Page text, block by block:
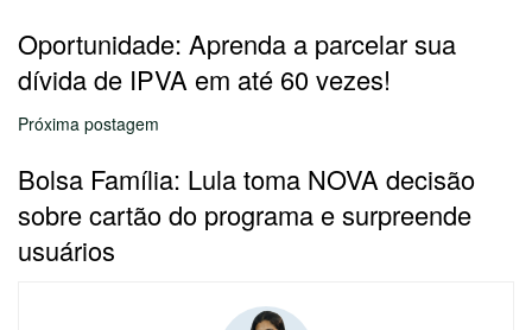
Oportunidade: Aprenda a parcelar sua
dívida de IPVA em até 60 vezes!
Próxima postagem
Bolsa Família: Lula toma NOVA decisão
sobre cartão do programa e surpreende
usuários